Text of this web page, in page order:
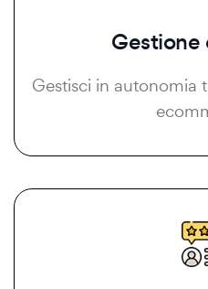
Gestione
Gestisci in autonomia